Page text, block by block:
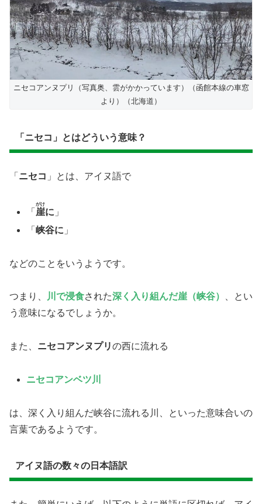
ニセコアンヌプリ（写真奥、雲がかかっています）（函館本線の車窓
より）（北海道）
「ニセコ」とはどういう意味？
「 ニセコ 」とは、アイヌ語で
「 崖
がけ
に 」
「峡谷に 」
などのことをいうようです。
つまり、 川で浸食された深く入り組んだ崖（峡谷）
、とい
う意味になるでしょうか。
また、 ニセコアンヌプリの西に流れる
ニセコアンベツ川
は、深く入り組んだ峡谷に流れる川、といった意味合いの
言葉であるようです。
アイヌ語の数々の日本語訳